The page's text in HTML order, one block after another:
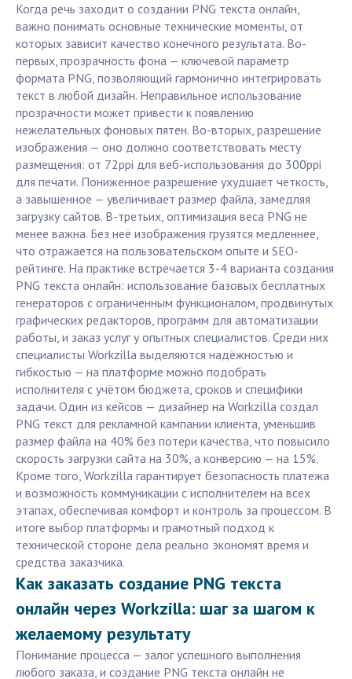
Когда речь заходит о создании PNG текста онлайн,
важно понимать основные технические моменты, от
которых зависит качество конечного результата. Во-
первых, прозрачность фона — ключевой параметр
формата PNG, позволяющий гармонично интегрировать
текст в любой дизайн. Неправильное использование
прозрачности может привести к появлению
нежелательных фоновых пятен. Во-вторых, разрешение
изображения — оно должно соответствовать месту
размещения: от 72ppi для веб-использования до 300ppi
для печати. Пониженное разрешение ухудшает чёткость,
а завышенное — увеличивает размер файла, замедляя
загрузку сайтов. В-третьих, оптимизация веса PNG не
менее важна. Без неё изображения грузятся медленнее,
что отражается на пользовательском опыте и SEO-
рейтинге. На практике встречается 3-4 варианта создания
PNG текста онлайн: использование базовых бесплатных
генераторов с ограниченным функционалом, продвинутых
графических редакторов, программ для автоматизации
работы, и заказ услуг у опытных специалистов. Среди них
специалисты Workzilla выделяются надёжностью и
гибкостью — на платформе можно подобрать
исполнителя с учётом бюджета, сроков и специфики
задачи. Один из кейсов — дизайнер на Workzilla создал
PNG текст для рекламной кампании клиента, уменьшив
размер файла на 40% без потери качества, что повысило
скорость загрузки сайта на 30%, а конверсию — на 15%.
Кроме того, Workzilla гарантирует безопасность платежа
и возможность коммуникации с исполнителем на всех
этапах, обеспечивая комфорт и контроль за процессом. В
итоге выбор платформы и грамотный подход к
технической стороне дела реально экономят время и
средства заказчика.
Как заказать создание PNG текста
онлайн через Workzilla: шаг за шагом к
желаемому результату
Понимание процесса — залог успешного выполнения
любого заказа, и создание PNG текста онлайн не